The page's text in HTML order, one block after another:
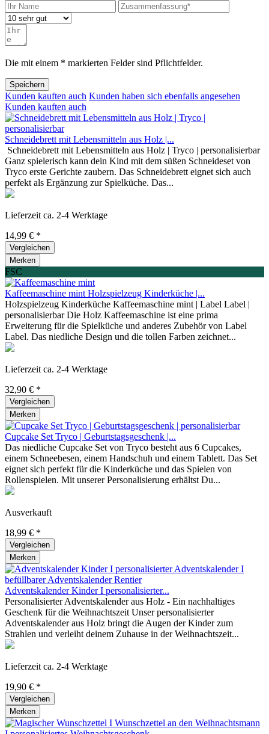
Die mit einem * markierten Felder sind Pflichtfelder.
Speichern
Kunden kauften auch Kunden haben sich ebenfalls angesehen
Kunden kauften auch
Schneidebrett mit Lebensmitteln aus Holz |...
Schneidebrett mit Lebensmitteln aus Holz | Tryco | personalisierbar
Ganz spielerisch kann dein Kind mit dem süßen Schneideset von
Tryco erste Gerichte zaubern. Das Schneidebrett eignet sich auch
perfekt als Ergänzung zur Spielküche. Das...
Lieferzeit ca. 2-4 Werktage
14,99 € *
Vergleichen
Merken
FSC
Kaffeemaschine mint Holzspielzeug Kinderküche |...
Holzspielzeug Kinderküche Kaffeemaschine mint | Label Label |
personalisierbar Die Holz Kaffeemaschine ist eine prima
Erweiterung für die Spielküche und anderes Zubehör von Label
Label. Das niedliche Design und die tollen Farben zeichnet...
Lieferzeit ca. 2-4 Werktage
32,90 € *
Vergleichen
Merken
Cupcake Set Tryco | Geburtstagsgeschenk |...
Das niedliche Cupcake Set von Tryco besteht aus 6 Cupcakes,
einem Schneebesen, einem Handschuh und einem Tablett. Das Set
eignet sich perfekt für die Kinderküche und das Spielen von
Rollenspielen. Mit unserer Personalisierung erhältst Du...
Ausverkauft
18,99 € *
Vergleichen
Merken
Adventskalender Kinder I personalisierter...
Personalisierter Adventskalender aus Holz - Ein nachhaltiges
Geschenk für die Weihnachtszeit Unser personalisierter
Adventskalender aus Holz bringt die Augen der Kinder zum
Strahlen und verleiht deinem Zuhause in der Weihnachtszeit...
Lieferzeit ca. 2-4 Werktage
19,90 € *
Vergleichen
Merken